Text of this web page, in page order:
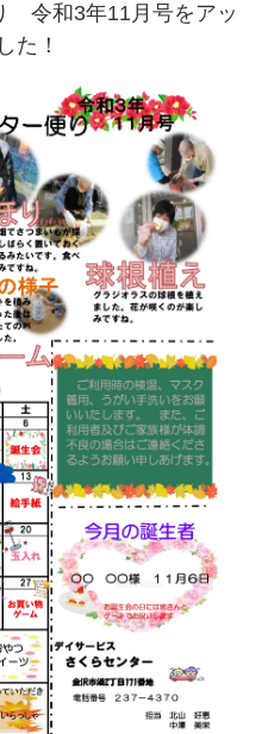
令和3年11月号をアッ
た！